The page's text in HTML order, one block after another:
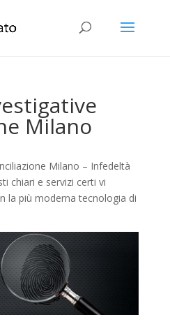
Milano
Milano – Infedeltà
chiari e servizi certi vi
la più moderna tecnologia di